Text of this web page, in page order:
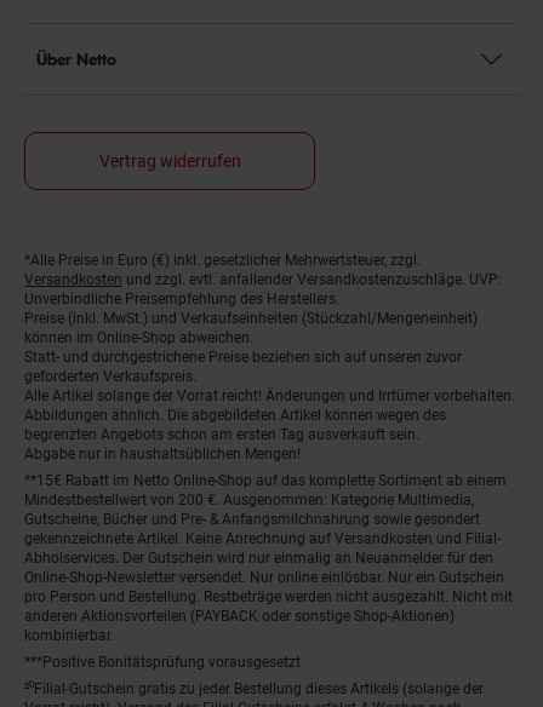
Über Netto
Vertrag widerrufen
Fußnoten
*Alle Preise in Euro (€) inkl. gesetzlicher Mehrwertsteuer, zzgl.
Versandkosten und zzgl. evtl. anfallender Versandkostenzuschläge. UVP:
Unverbindliche Preisempfehlung des Herstellers.
Preise (inkl. MwSt.) und Verkaufseinheiten (Stückzahl/Mengeneinheit)
können im Online-Shop abweichen.
Statt- und durchgestrichene Preise beziehen sich auf unseren zuvor
geforderten Verkaufspreis.
Alle Artikel solange der Vorrat reicht! Änderungen und Irrtümer vorbehalten.
Abbildungen ähnlich. Die abgebildeten Artikel können wegen des
begrenzten Angebots schon am ersten Tag ausverkauft sein.
Abgabe nur in haushaltsüblichen Mengen!
**15€ Rabatt im Netto Online-Shop auf das komplette Sortiment ab einem
Mindestbestellwert von 200 €. Ausgenommen: Kategorie Multimedia,
Gutscheine, Bücher und Pre- & Anfangsmilchnahrung sowie gesondert
gekennzeichnete Artikel. Keine Anrechnung auf Versandkosten und Filial-
Abholservices. Der Gutschein wird nur einmalig an Neuanmelder für den
Online-Shop-Newsletter versendet. Nur online einlösbar. Nur ein Gutschein
pro Person und Bestellung. Restbeträge werden nicht ausgezahlt. Nicht mit
anderen Aktionsvorteilen (PAYBACK oder sonstige Shop-Aktionen)
kombinierbar.
***Positive Bonitätsprüfung vorausgesetzt
²⁰Filial-Gutschein gratis zu jeder Bestellung dieses Artikels (solange der